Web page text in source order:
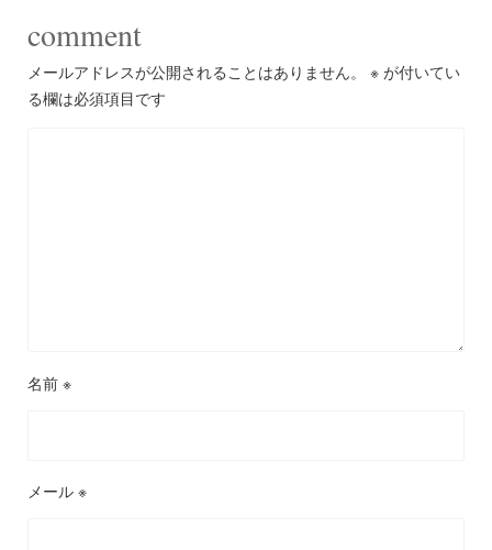
comment
メールアドレスが公開されることはありません。 ※ が付いてい
る欄は必須項目です
名前 ※
メール ※